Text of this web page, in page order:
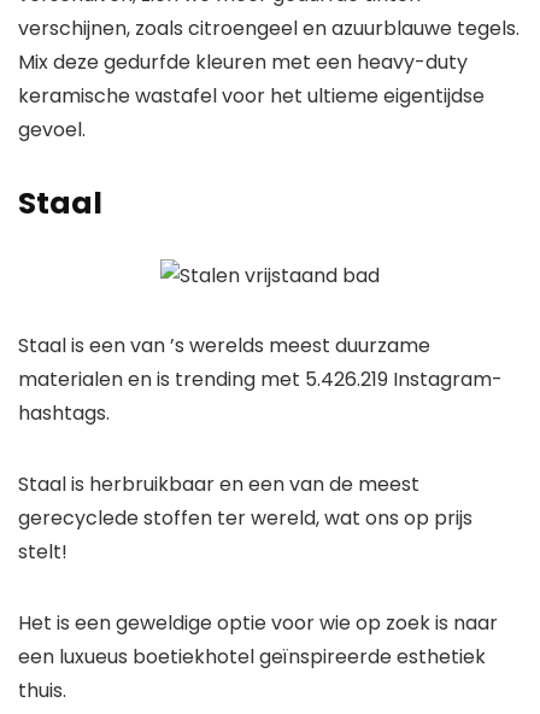
verschijnen, zoals citroengeel en azuurblauwe tegels.
Mix deze gedurfde kleuren met een heavy-duty
keramische wastafel voor het ultieme eigentijdse
gevoel.
Staal
Staal is een van ’s werelds meest duurzame
materialen en is trending met 5.426.219 Instagram-
hashtags.
Staal is herbruikbaar en een van de meest
gerecyclede stoffen ter wereld, wat ons op prijs
stelt!
Het is een geweldige optie voor wie op zoek is naar
een luxueus boetiekhotel geïnspireerde esthetiek
thuis.